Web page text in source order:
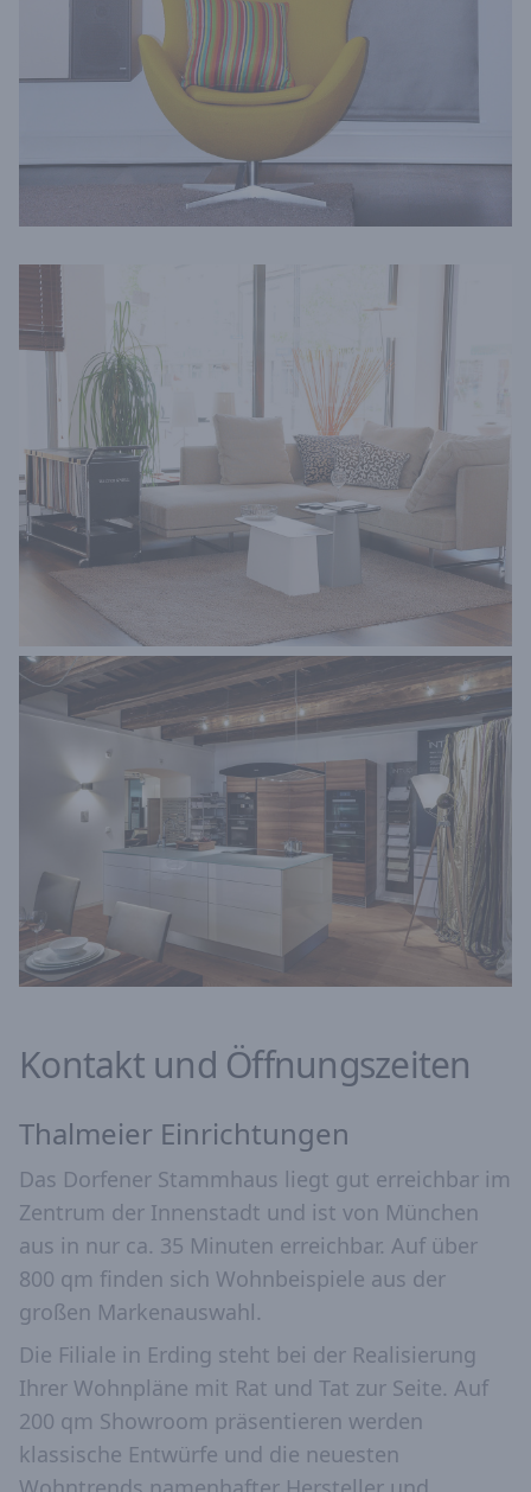
Kontakt und Öffnungszeiten
Thalmeier Einrichtungen
Das Dorfener Stammhaus liegt gut erreichbar im
Zentrum der Innenstadt und ist von München
aus in nur ca. 35 Minuten erreichbar. Auf über
800 qm finden sich Wohnbeispiele aus der
großen Markenauswahl.
Die Filiale in Erding steht bei der Realisierung
Ihrer Wohnpläne mit Rat und Tat zur Seite. Auf
200 qm Showroom präsentieren werden
klassische Entwürfe und die neuesten